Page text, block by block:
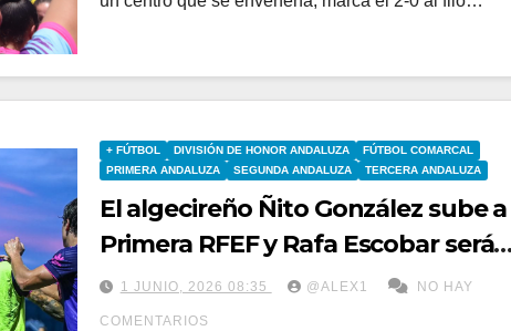
+ FÚTBOL DIVISIÓN DE HONOR ANDALUZA
FÚTBOL COMARCAL
PRIMERA ANDALUZA
SEGUNDA ANDALUZA TERCERA ANDALUZA
El algecireño Ñito González sube a
Primera RFEF y Rafa Escobar será
rival de la Balona 26/27 con el
Egabrense
1 JUNIO, 2026 08:35 @ALEX1 NO HAY
COMENTARIOS